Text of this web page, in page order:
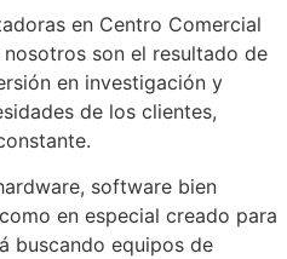
en Centro Comercial
son el resultado de
en investigación y
de los clientes,
software bien
en especial creado para
buscando equipos de